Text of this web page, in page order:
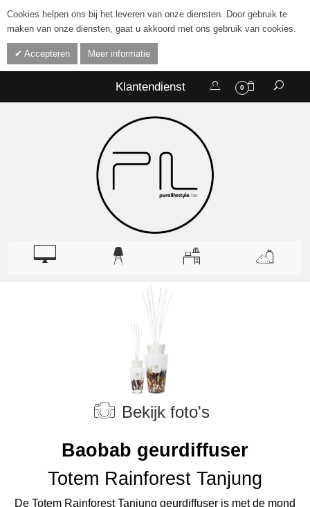
Cookies helpen ons bij het leveren van onze diensten. Door gebruik te
maken van onze diensten, gaat u akkoord met ons gebruik van cookies.
Accepteren Meer informatie
0
Klantendienst
Bekijk foto's
Baobab geurdiffuser
Totem Rainforest Tanjung
De Totem Rainforest Tanjung geurdiffuser is met de mond